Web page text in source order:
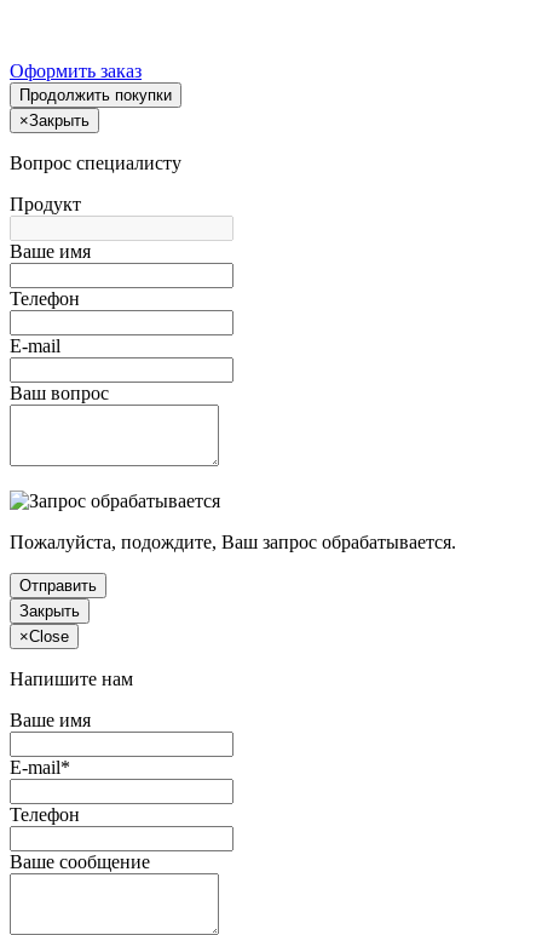
Оформить заказ
Продолжить покупки
×Закрыть
Вопрос специалисту
Продукт
Ваше имя
Телефон
E-mail
Ваш вопрос
Пожалуйста, подождите, Ваш запрос обрабатывается.
Отправить
Закрыть
×Close
Напишите нам
Ваше имя
E-mail*
Телефон
Ваше сообщение